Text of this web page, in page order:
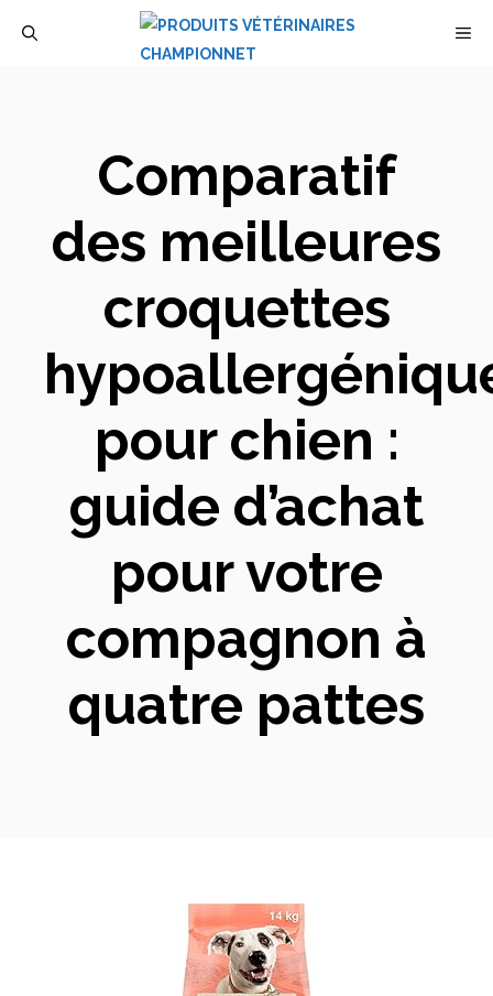
Comparatif
des meilleures
croquettes
pour chien :
guide d’achat
pour votre
compagnon à
quatre pattes